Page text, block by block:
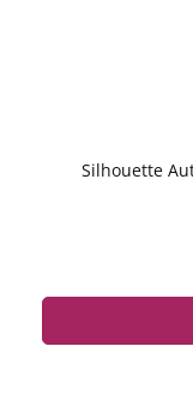
Silhouette